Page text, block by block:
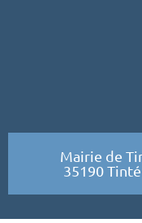
Mairie de
35190